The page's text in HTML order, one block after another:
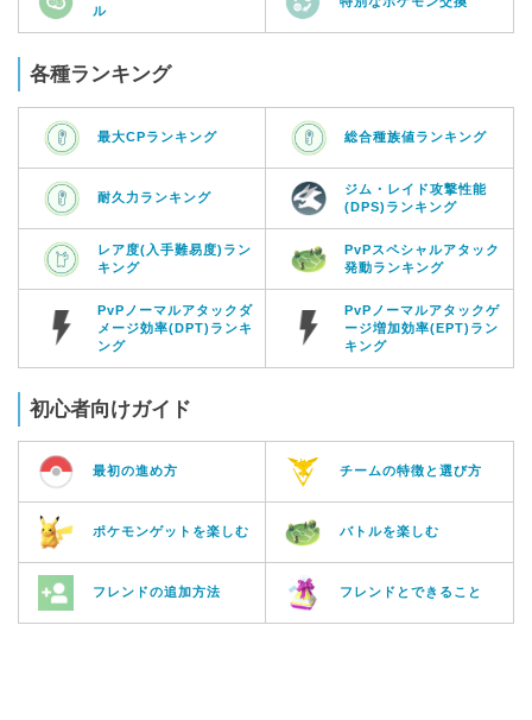
ル
各種ランキング
最大CPランキング 総合種族値ランキング
耐久力ランキング
ジム・レイド攻撃性能
(DPS)ランキング
レア度(入手難易度)ラン
キング
PvPスペシャルアタック
発動ランキング
PvPノーマルアタックダ
メージ効率(DPT)ランキ
ング
PvPノーマルアタックゲ
ージ増加効率(EPT)ラン
キング
初心者向けガイド
最初の進め方 チームの特徴と選び方
ポケモンゲットを楽しむ バトルを楽しむ
フレンドの追加方法 フレンドとできること